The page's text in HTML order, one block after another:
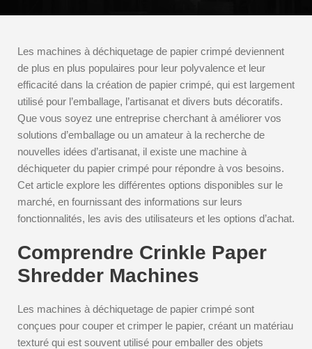
Les machines à déchiquetage de papier crimpé deviennent
de plus en plus populaires pour leur polyvalence et leur
efficacité dans la création de papier crimpé, qui est largement
utilisé pour l’emballage, l’artisanat et divers buts décoratifs.
Que vous soyez une entreprise cherchant à améliorer vos
solutions d’emballage ou un amateur à la recherche de
nouvelles idées d’artisanat, il existe une machine à
déchiqueter du papier crimpé pour répondre à vos besoins.
Cet article explore les différentes options disponibles sur le
marché, en fournissant des informations sur leurs
fonctionnalités, les avis des utilisateurs et les options d’achat.
Comprendre Crinkle Paper
Shredder Machines
Les machines à déchiquetage de papier crimpé sont
conçues pour couper et crimper le papier, créant un matériau
texturé qui est souvent utilisé pour emballer des objets